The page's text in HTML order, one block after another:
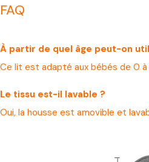
FAQ
À partir de quel âge peut-on
Ce lit est adapté aux bébés de 0 à
Le tissu est-il lavable ?
Oui, la housse est amovible et